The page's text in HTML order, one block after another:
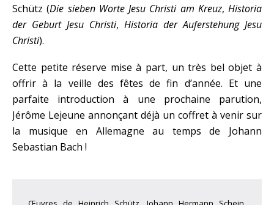
Schütz (Die sieben Worte Jesu Christi am Kreuz, Historia
der Geburt Jesu Christi, Historia der Auferstehung Jesu
Christi).
Cette petite réserve mise à part, un très bel objet à
offrir à la veille des fêtes de fin d’année. Et une
parfaite introduction à une prochaine parution,
Jérôme Lejeune annonçant déjà un coffret à venir sur
la musique en Allemagne au temps de Johann
Sebastian Bach !